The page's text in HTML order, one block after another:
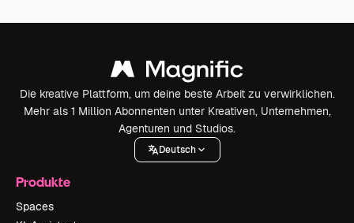
Die kreative Plattform, um deine beste Arbeit zu verwirklichen.
Mehr als 1 Million Abonnenten unter Kreativen, Unternehmen,
Agenturen und Studios.
Deutsch
Produkte
Spaces